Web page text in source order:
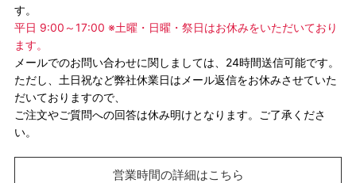
す。
平日 9:00～17:00 ※土曜・日曜・祭日はお休みをいただいており
ます。
メールでのお問い合わせに関しましては、24時間送信可能です。
ただし、土日祝など弊社休業日はメール返信をお休みさせていた
だいておりますので、
ご注文やご質問への回答は休み明けとなります。ご了承くださ
い。
営業時間の詳細はこちら